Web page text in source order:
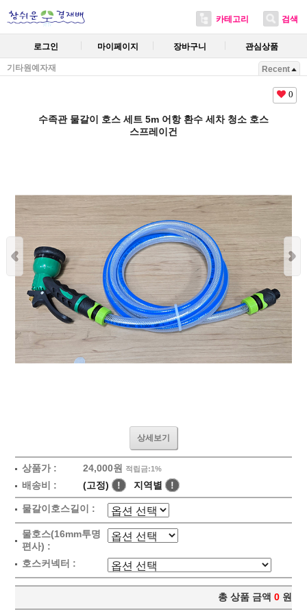
카테고리 검색
로그인 마이페이지 장바구니 관심상품
기타원예자재 Recent
0
수족관 물갈이 호스 세트 5m 어항 환수 세차 청소 호스
스프레이건
상세보기
상품가 : 24,000원 적립금:1%
배송비 : (고정) ! 지역별 !
물갈이호스길이 :
물호스(16mm투명
편사) :
호스커넥터 :
총 상품 금액 0 원